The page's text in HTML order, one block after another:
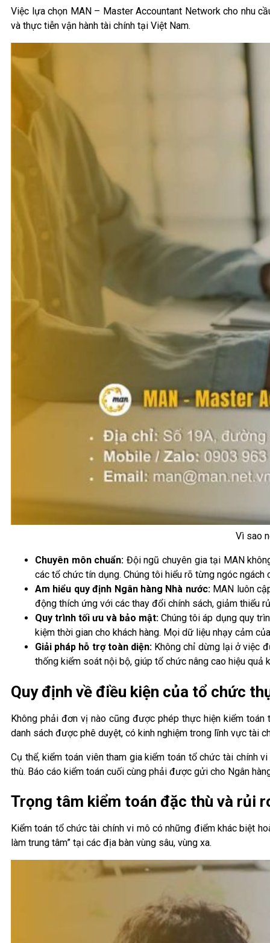
Việc lựa chọn MAN – Master Accountant Network cho nhu
và thực tiễn vận hành tài chính tại Việt Nam.
Vì sao
Chuyên môn chuẩn: Đội ngũ chuyên gia tại MAN
các tổ chức tín dụng. Chúng tôi hiểu rõ từng ngóc
Am hiểu quy định Ngân hàng Nhà nước:MAN luôn
động thích ứng với các thay đổi chính sách, giảm thiểu
Quy trình tối ưu và bảo mật: Chúng tôi áp dụng quy
kiệm thời gian cho khách hàng. Mọi dữ liệu nhạy cảm
Giải pháp hỗ trợ toàn diện: Không chỉ dừng lại ở việc
thống kiểm soát nội bộ, giúp tổ chức nâng cao hiệu quả
Quy định về điều kiện của tổ chức
Không phải đơn vị nào cũng được phép thực hiện kiểm
danh sách được phê duyệt, có kinh nghiệm trong lĩnh vực tài
Cụ thể, kiểm toán viên tham gia kiểm toán tổ chức tài chính
thù. Báo cáo kiểm toán cuối cùng phải được gửi cho Ngân
Trọng tâm kiểm toán đặc thù và rủi
Kiểm toán tổ chức tài chính vi mô có những điểm khác biệt
làm trung tâm” tại các địa bàn vùng sâu, vùng xa.